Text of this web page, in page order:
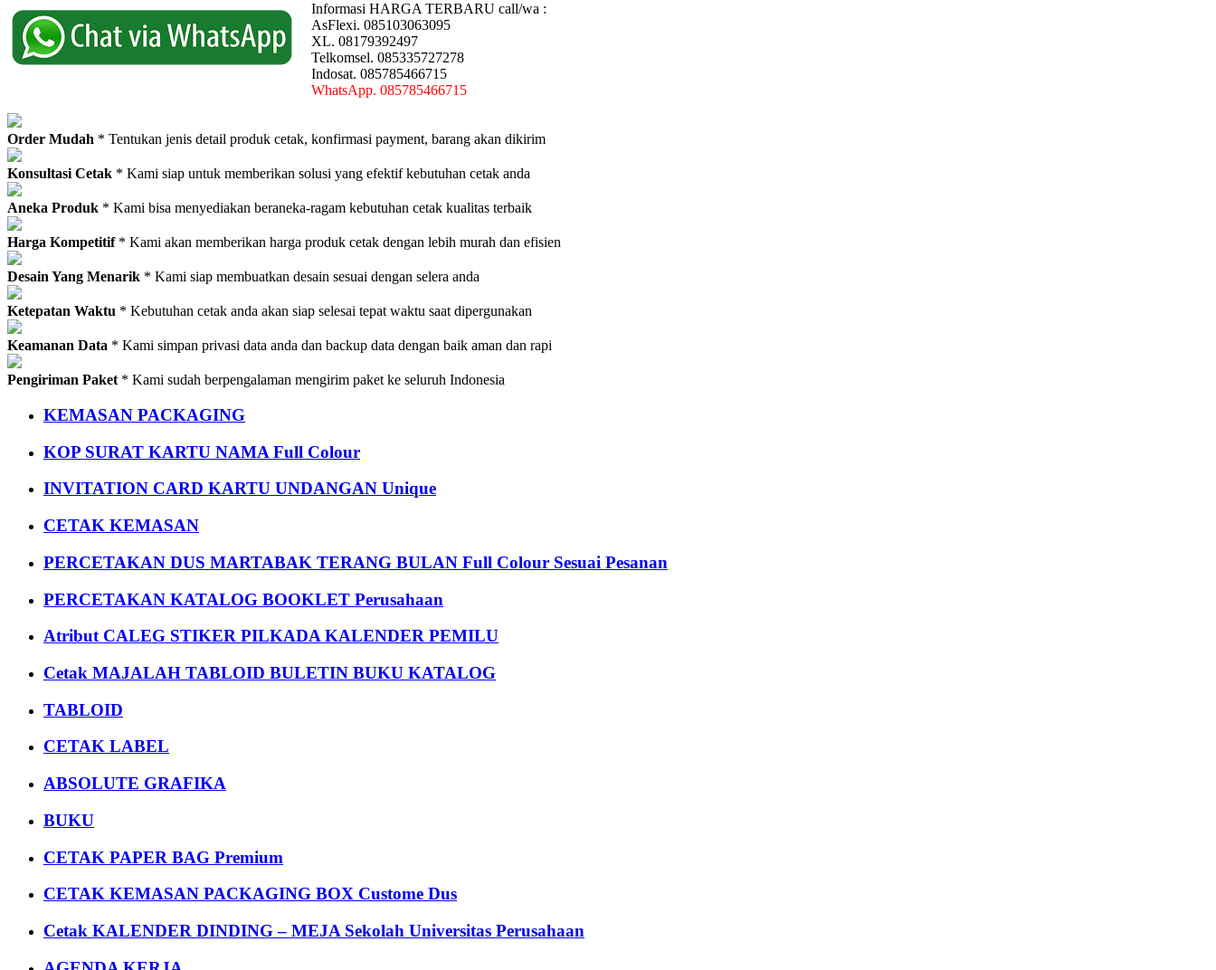
Informasi HARGA TERBARU call/wa :
AsFlexi. 085103063095
XL. 08179392497
Telkomsel. 085335727278
Indosat. 085785466715
WhatsApp. 085785466715
Order Mudah * Tentukan jenis detail produk cetak, konfirmasi payment, barang akan dikirim
Konsultasi Cetak * Kami siap untuk memberikan solusi yang efektif kebutuhan cetak anda
Aneka Produk * Kami bisa menyediakan beraneka-ragam kebutuhan cetak kualitas terbaik
Harga Kompetitif* Kami akan memberikan harga produk cetak dengan lebih murah dan efisien
Desain Yang Menarik * Kami siap membuatkan desain sesuai dengan selera anda
Ketepatan Waktu * Kebutuhan cetak anda akan siap selesai tepat waktu saat dipergunakan
Keamanan Data * Kami simpan privasi data anda dan backup data dengan baik aman dan rapi
Pengiriman Paket * Kami sudah berpengalaman mengirim paket ke seluruh Indonesia
KEMASAN PACKAGING
KOP SURAT KARTU NAMA Full Colour
INVITATION CARD KARTU UNDANGAN Unique
CETAK KEMASAN
PERCETAKAN DUS MARTABAK TERANG BULAN Full Colour Sesuai Pesanan
PERCETAKAN KATALOG BOOKLET Perusahaan
Atribut CALEG STIKER PILKADA KALENDER PEMILU
Cetak MAJALAH TABLOID BULETIN BUKU KATALOG
TABLOID
CETAK LABEL
ABSOLUTE GRAFIKA
BUKU
CETAK PAPER BAG Premium
CETAK KEMASAN PACKAGING BOX Custome Dus
Cetak KALENDER DINDING – MEJA Sekolah Universitas Perusahaan